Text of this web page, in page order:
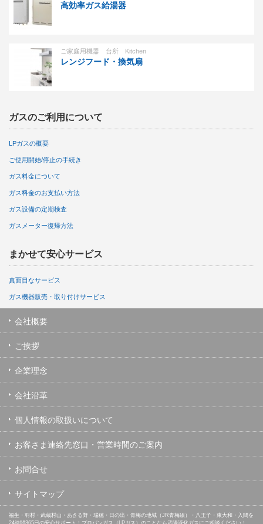
高効率ガス給湯器
ご家庭用機器 台所 Kitchen
レンジフード・換気扇
ガスのご利用について
LPガスの概要
ご使用開始/停止の手続き
ガス料金について
ガス料金のお支払い方法
ガス設備の定期検査
ガスメーター復帰方法
まかせて安心サービス
真面目なサービス
ガス機器販売・取り付けサービス
会社概要
ご挨拶
企業理念
会社沿革
個人情報の取扱いについて
お客さま連絡先窓口・営業時間のご案内
お問合せ
サイトマップ
福生・羽村・武蔵村山・あきる野・瑞穂・日の出・青梅の地域（JR青梅線）・八王子・東大和・入間を